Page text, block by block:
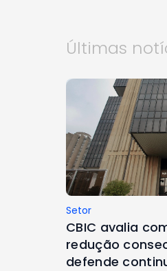
Últimas
Setor
CBIC avalia
redução
defende